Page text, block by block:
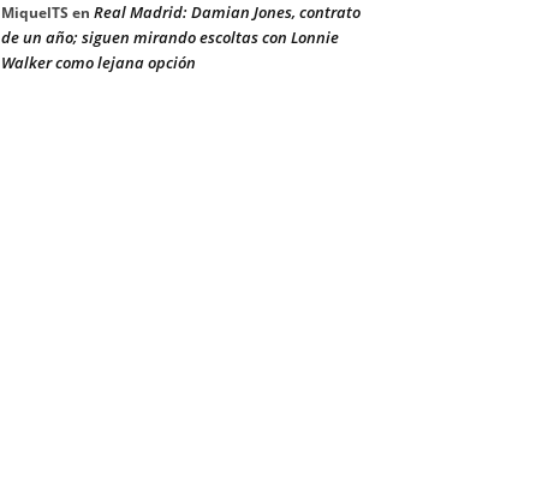
MiquelTS en Real Madrid: Damian Jones, contrato
de un año; siguen mirando escoltas con Lonnie
Walker como lejana opción